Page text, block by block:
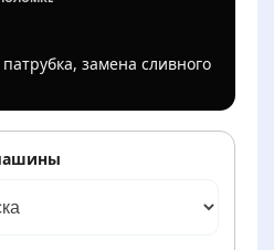
и
от 2200 руб.
или
замена сливного